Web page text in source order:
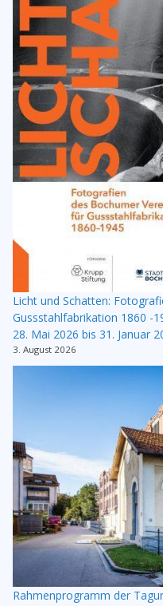
Licht und Schatten:
Gussstahlfabrikation 1860 -
28. Mai 2026 bis 31. Januar
3. August 2026
Rahmenprogramm der